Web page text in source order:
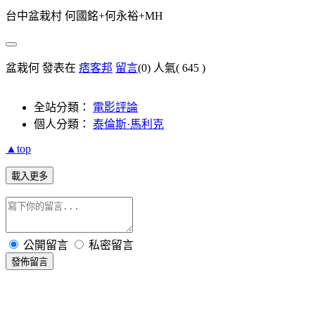
台中盆栽村 何國銘+何永裕+MH
盆栽何 發表在 痞客邦 留言(0) 人氣( 645 )
全站分類： 電影評論
個人分類： 泰倫斯·馬利克
▲top
載入更多
公開留言 私密留言
發佈留言